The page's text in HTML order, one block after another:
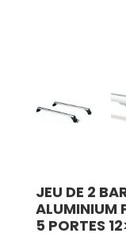
JEU DE 2
ALUMINIUM
5 PORTES